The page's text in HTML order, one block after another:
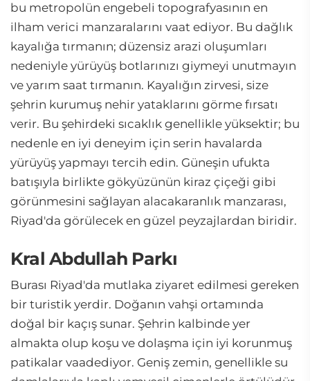
bu metropolün engebeli topografyasının en
ilham verici manzaralarını vaat ediyor. Bu dağlık
kayalığa tırmanın; düzensiz arazi oluşumları
nedeniyle yürüyüş botlarınızı giymeyi unutmayın
ve yarım saat tırmanın. Kayalığın zirvesi, size
şehrin kurumuş nehir yataklarını görme fırsatı
verir. Bu şehirdeki sıcaklık genellikle yüksektir; bu
nedenle en iyi deneyim için serin havalarda
yürüyüş yapmayı tercih edin. Güneşin ufukta
batışıyla birlikte gökyüzünün kiraz çiçeği gibi
görünmesini sağlayan alacakaranlık manzarası,
Riyad'da görülecek en güzel peyzajlardan biridir.
Kral Abdullah Parkı
Burası Riyad'da mutlaka ziyaret edilmesi gereken
bir turistik yerdir. Doğanın vahşi ortamında
doğal bir kaçış sunar. Şehrin kalbinde yer
almakta olup koşu ve dolaşma için iyi korunmuş
patikalar vaadediyor. Geniş zemin, genellikle su